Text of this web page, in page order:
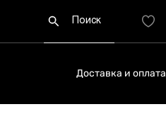
Доставка и оплата